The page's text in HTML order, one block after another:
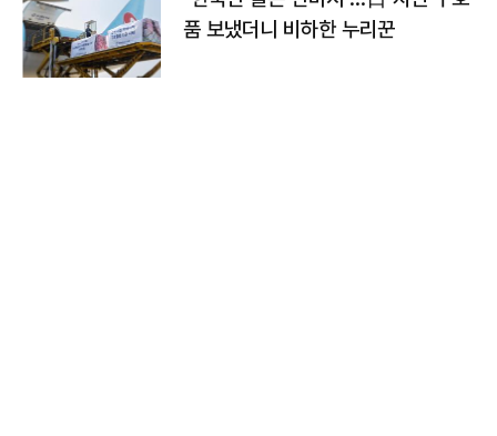
품 보냈더니 비하한 누리꾼